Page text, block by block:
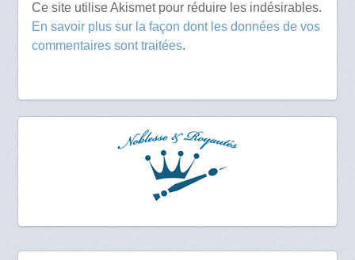
Ce site utilise Akismet pour réduire les indésirables.
En savoir plus sur la façon dont les données de vos
commentaires sont traitées.